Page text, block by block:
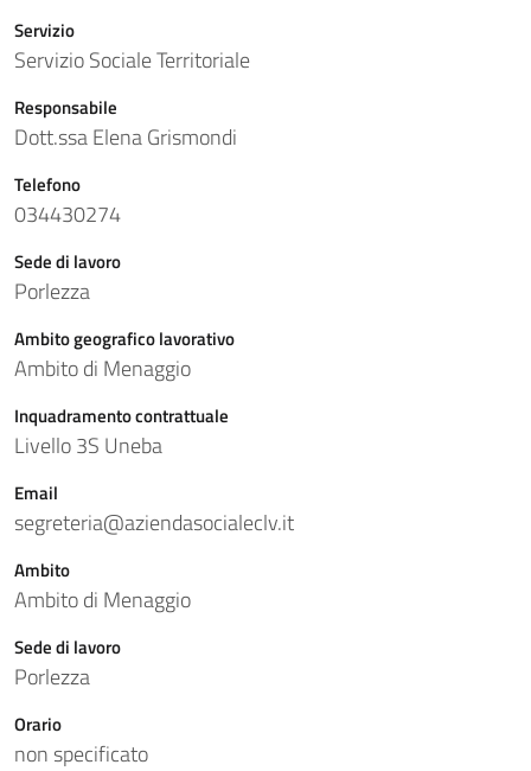
Servizio
Servizio Sociale Territoriale
Responsabile
Dott.ssa Elena Grismondi
Telefono
034430274
Sede di lavoro
Porlezza
Ambito geografico lavorativo
Ambito di Menaggio
Inquadramento contrattuale
Livello 3S Uneba
Email
segreteria@aziendasocialeclv.it
Ambito
Ambito di Menaggio
Sede di lavoro
Porlezza
Orario
non specificato